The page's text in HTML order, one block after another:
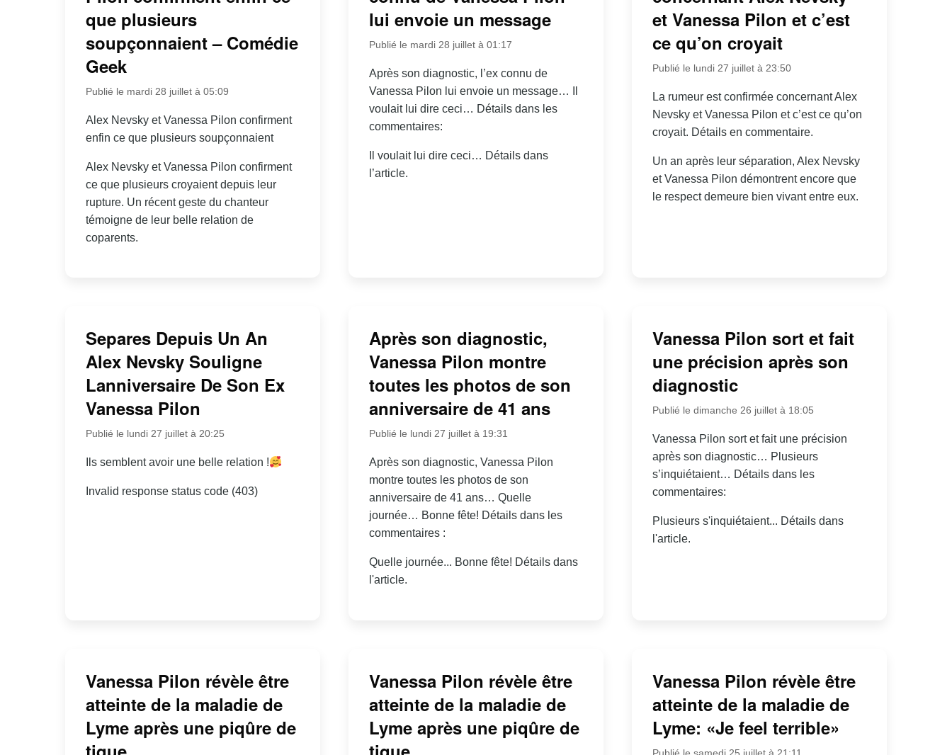
que plusieurs
soupçonnaient – Comédie
Geek
Publié le mardi 28 juillet à 05:09
Alex Nevsky et Vanessa Pilon confirment
enfin ce que plusieurs soupçonnaient
Alex Nevsky et Vanessa Pilon confirment
ce que plusieurs croyaient depuis leur
rupture. Un récent geste du chanteur
témoigne de leur belle relation de
coparents.
lui envoie un message
Publié le mardi 28 juillet à 01:17
Après son diagnostic, l’ex connu de
Vanessa Pilon lui envoie un message… Il
voulait lui dire ceci… Détails dans les
commentaires:
Il voulait lui dire ceci… Détails dans
l’article.
et Vanessa Pilon et c’est
ce qu’on croyait
Publié le lundi 27 juillet à 23:50
La rumeur est confirmée concernant Alex
Nevsky et Vanessa Pilon et c’est ce qu’on
croyait. Détails en commentaire.
Un an après leur séparation, Alex Nevsky
et Vanessa Pilon démontrent encore que
le respect demeure bien vivant entre eux.
Separes Depuis Un An
Alex Nevsky Souligne
Lanniversaire De Son Ex
Vanessa Pilon
Publié le lundi 27 juillet à 20:25
Ils semblent avoir une belle relation !
Invalid response status code (403)
Après son diagnostic,
Vanessa Pilon montre
toutes les photos de son
anniversaire de 41 ans
Publié le lundi 27 juillet à 19:31
Après son diagnostic, Vanessa Pilon
montre toutes les photos de son
anniversaire de 41 ans… Quelle
journée… Bonne fête! Détails dans les
commentaires :
Quelle journée... Bonne fête! Détails dans
l'article.
Vanessa Pilon sort et fait
une précision après son
diagnostic
Publié le dimanche 26 juillet à 18:05
Vanessa Pilon sort et fait une précision
après son diagnostic… Plusieurs
s’inquiétaient… Détails dans les
commentaires:
Plusieurs s'inquiétaient... Détails dans
l'article.
Vanessa Pilon révèle être
atteinte de la maladie de
Lyme après une piqûre de
Vanessa Pilon révèle être
atteinte de la maladie de
Lyme après une piqûre de
Vanessa Pilon révèle être
atteinte de la maladie de
Lyme: «Je feel terrible»
Publié le samedi 25 juillet à 21:11